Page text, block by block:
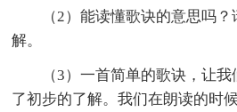
（2）能读懂歌诀的意思吗
解。
（3）一首简单的歌诀，让
了初步的了解。我们在朗读的时